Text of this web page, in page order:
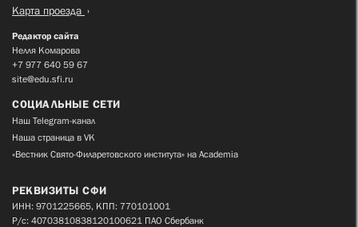
Карта проезда
Редактор сайта
Нелля Комарова
+7 977 640 59 67
site@edu.sfi.ru
СОЦИАЛЬНЫЕ СЕТИ
Наш Telegram-канал
Наша страница в VK
«Вестник Свято-Филаретовского института» на Academia
РЕКВИЗИТЫ СФИ
ИНН: 9701225665, КПП: 770101001
Р/с: 40703810838120100621 ПАО Сбербанк